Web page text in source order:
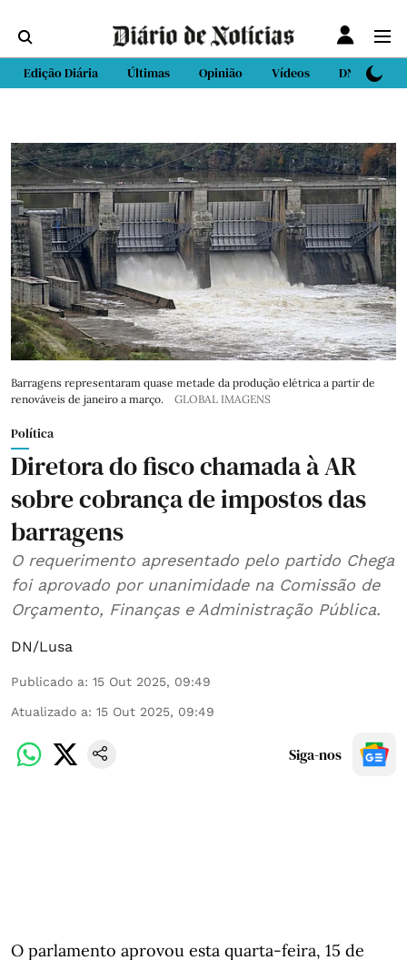
Edição Diária Últimas Opinião Vídeos DN Sport
Barragens representaram quase metade da produção elétrica a partir de
renováveis de janeiro a março.
GLOBAL IMAGENS
Política
Diretora do fisco chamada à AR
sobre cobrança de impostos das
barragens
O requerimento apresentado pelo partido Chega
foi aprovado por unanimidade na Comissão de
Orçamento, Finanças e Administração Pública.
DN/Lusa
Publicado a: 15 Out 2025, 09:49
Atualizado a: 15 Out 2025, 09:49
Siga-nos
O parlamento aprovou esta quarta-feira, 15 de